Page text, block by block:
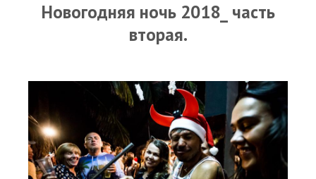
Новости
Медиа
Фото
Видео
Новогодняя ночь 2018_ часть
вторая.